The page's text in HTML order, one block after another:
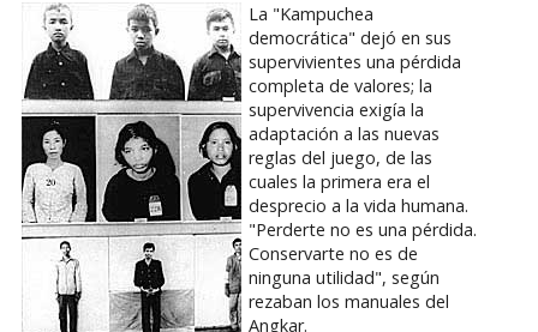
La "Kampuchea
democrática" dejó en sus
supervivientes una pérdida
completa de valores; la
supervivencia exigía la
adaptación a las nuevas
reglas del juego, de las
cuales la primera era el
desprecio a la vida humana.
"Perderte no es una pérdida.
Conservarte no es de
ninguna utilidad", según
rezaban los manuales del
Angkar.